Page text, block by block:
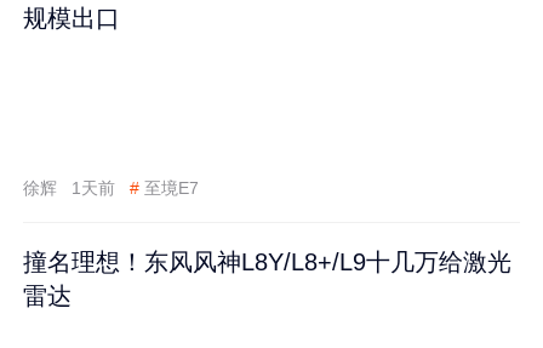
规模出口
徐辉 1天前 # 至境E7
撞名理想！东风风神L8Y/L8+/L9十几万给激光
雷达